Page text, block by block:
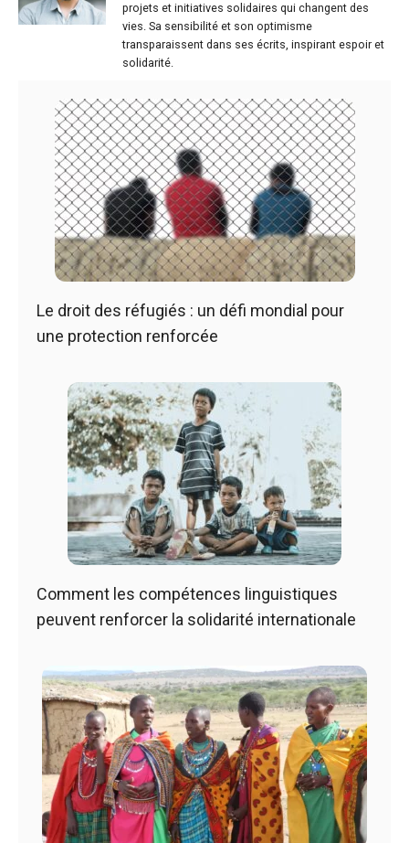
projets et initiatives solidaires qui changent des
vies. Sa sensibilité et son optimisme
transparaissent dans ses écrits, inspirant espoir et
solidarité.
Le droit des réfugiés : un défi mondial pour
une protection renforcée
Comment les compétences linguistiques
peuvent renforcer la solidarité internationale